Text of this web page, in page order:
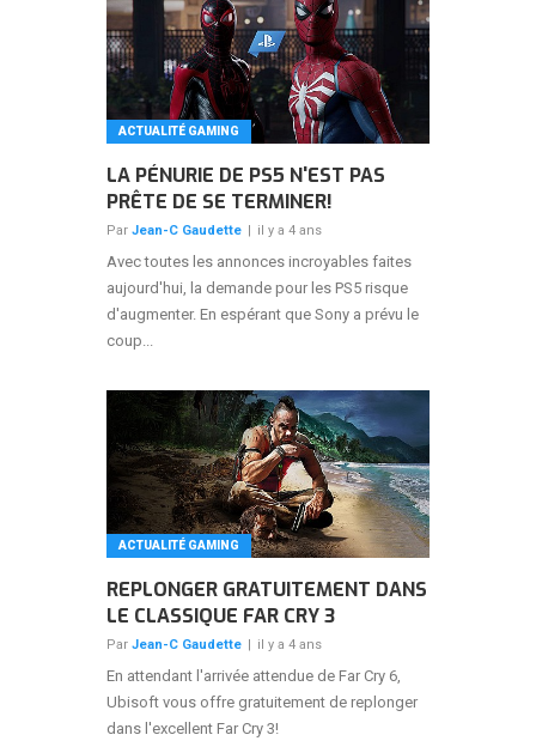
ACTUALITÉ GAMING
LA PÉNURIE DE PS5 N'EST PAS
PRÊTE DE SE TERMINER!
Par Jean-C Gaudette | il y a 4 ans
Avec toutes les annonces incroyables faites
aujourd'hui, la demande pour les PS5 risque
d'augmenter. En espérant que Sony a prévu le
coup...
ACTUALITÉ GAMING
REPLONGER GRATUITEMENT DANS
LE CLASSIQUE FAR CRY 3
Par Jean-C Gaudette | il y a 4 ans
En attendant l'arrivée attendue de Far Cry 6,
Ubisoft vous offre gratuitement de replonger
dans l'excellent Far Cry 3!